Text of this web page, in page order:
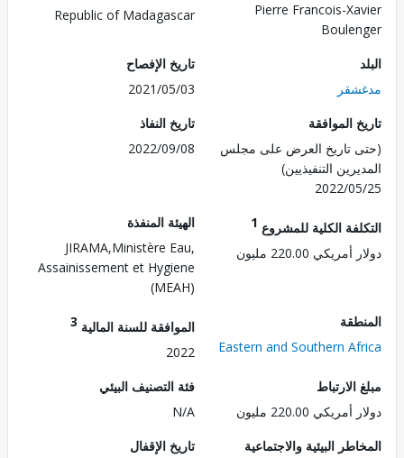
Pierre Francois-
Republic of Madagascar
تاريخ الإفصاح
2021/05/03
الموافقة
تاريخ العرض على مجلس
التنفيذيين)
2022/
تاريخ النفاذ
2022/09/08
الكلية للمشروع1
220.00 مليون
الهيئة المنفذة
JIRAMA,Ministère Eau,
Assainissement et Hygiene
Eastern and Southern
الموافقة للسنة المالية3
2022
220.00 مليون
فئة التصنيف البيئي
N/A
البيئية والاجتماعية
تاريخ الإقفال